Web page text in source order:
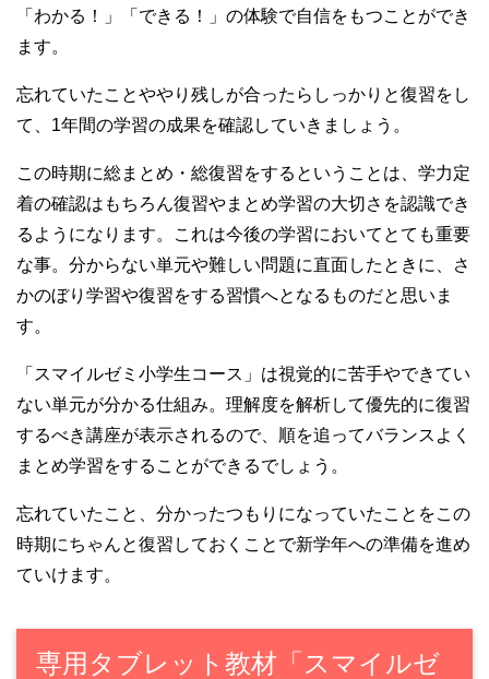
「わかる！」「できる！」の体験で自信をもつことができ
ます。
忘れていたことややり残しが合ったらしっかりと復習をし
て、1年間の学習の成果を確認していきましょう。
この時期に総まとめ・総復習をするということは、学力定
着の確認はもちろん復習やまとめ学習の大切さを認識でき
るようになります。これは今後の学習においてとても重要
な事。分からない単元や難しい問題に直面したときに、さ
かのぼり学習や復習をする習慣へとなるものだと思いま
す。
「スマイルゼミ小学生コース」は視覚的に苦手やできてい
ない単元が分かる仕組み。理解度を解析して優先的に復習
するべき講座が表示されるので、順を追ってバランスよく
まとめ学習をすることができるでしょう。
忘れていたこと、分かったつもりになっていたことをこの
時期にちゃんと復習しておくことで新学年への準備を進め
ていけます。
専用タブレット教材「スマイルゼ